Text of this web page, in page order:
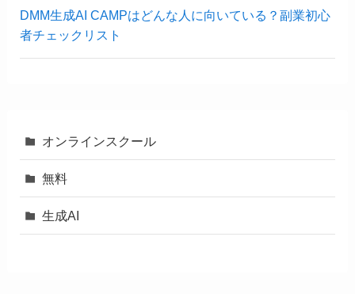
DMM生成AI CAMPはどんな人に向いている？副業初心
者チェックリスト
オンラインスクール
無料
生成AI